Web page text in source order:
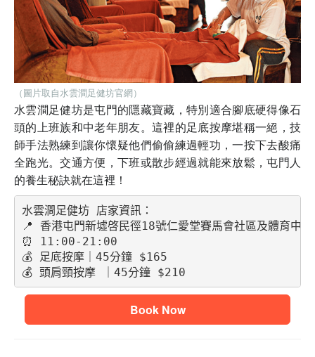
（圖片取自水雲澗足健坊官網）
水雲澗足健坊是屯門的隱藏寶藏，特別適合腳底硬得像石
頭的上班族和中老年朋友。這裡的足底按摩堪稱一絕，技
師手法熟練到讓你懷疑他們偷偷練過輕功，一按下去酸痛
全跑光。交通方便，下班或散步經過就能來放鬆，屯門人
的養生秘訣就在這裡！
水雲澗足健坊 店家資訊：
📍 香港屯門新墟啓民徑18號仁愛堂賽馬會社區及體育中心
⏰ 11:00-21:00
💰 足底按摩｜45分鐘 $165
💰 頭肩頸按摩 ｜45分鐘 $210
Book Now